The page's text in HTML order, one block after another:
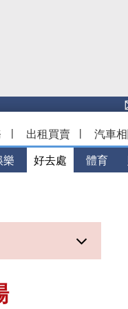
| 出租買賣 | 汽車
樂 好去處 體育